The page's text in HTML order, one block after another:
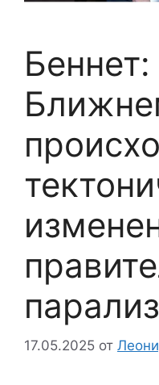
17.05.2025 от